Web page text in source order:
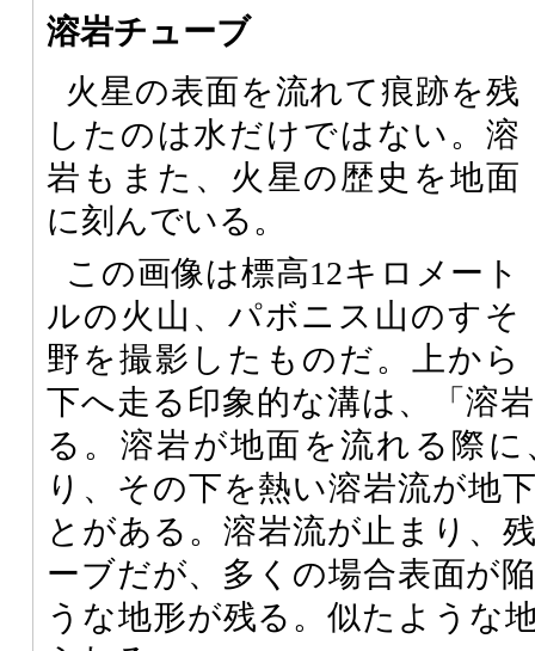
溶岩チューブ
火星の表面を流れて痕跡を残
したのは水だけではない。溶
岩もまた、火星の歴史を地面
に刻んでいる。
この画像は標高12キロメート
ルの火山、パボニス山のすそ
野を撮影したものだ。上から
下へ走る印象的な溝は、「溶
る。溶岩が地面を流れる際
り、その下を熱い溶岩流が地
とがある。溶岩流が止まり、
ーブだが、多くの場合表面が
うな地形が残る。似たような